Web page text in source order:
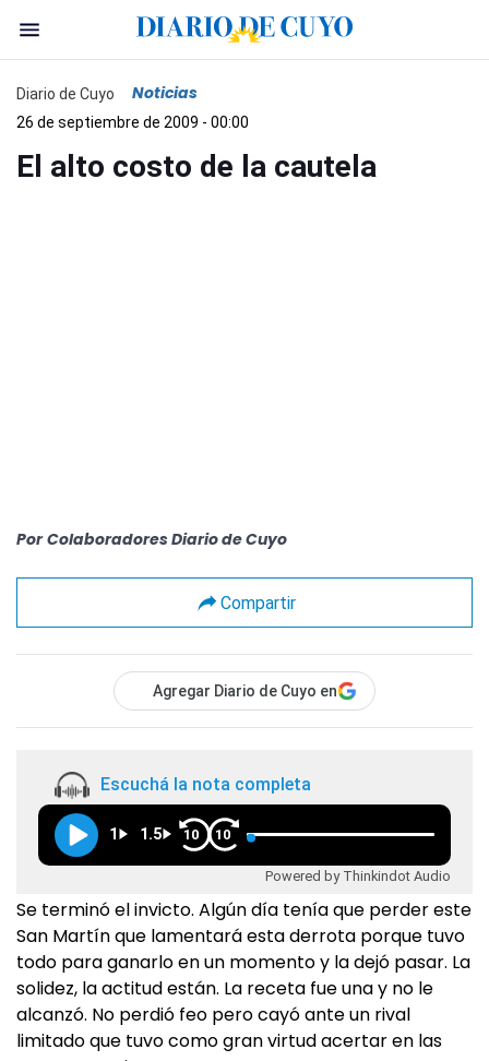
Diario de Cuyo Noticias
26 de septiembre de 2009 - 00:00
El alto costo de la cautela
Por Colaboradores Diario de Cuyo
Compartir
Agregar Diario de Cuyo en
Escuchá la nota completa
1 1.5 10 10
Powered by Thinkindot Audio
Se terminó el invicto. Algún día tenía que perder este
San Martín que lamentará esta derrota porque tuvo
todo para ganarlo en un momento y la dejó pasar. La
solidez, la actitud están. La receta fue una y no le
alcanzó. No perdió feo pero cayó ante un rival
limitado que tuvo como gran virtud acertar en las